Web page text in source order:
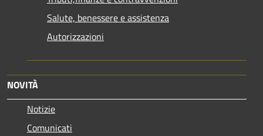
Salute, benessere e assistenza
Autorizzazioni
NOVITÀ
Notizie
Comunicati